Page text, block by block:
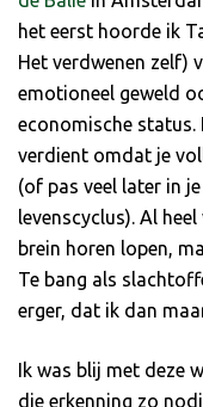
het eerst hoorde ik
Het verdwenen zelf)
emotioneel geweld
economische status.
verdient omdat je
(of pas veel later in je
levenscyclus). Al
brein horen lopen,
Te bang als
erger, dat ik dan
Ik was blij met deze
die erkenning zo